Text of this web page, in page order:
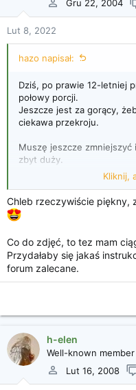
Gru 22, 2004
Lut 8, 2022
hazo napisał:
Dziś, po prawie 12-letniej
połowy porcji.
Jeszcze jest za gorący,
ciekawa przekroju.
Muszę jeszcze
zbyt duży.
Dodałam przekrój i
mniejsze. Nie wiem
duże.
Kliknij,
Chleb rzeczywiście piękny,
Co do zdjęć, to tez mam
Przydałaby się jakaś
forum zalecane.
h-elen
Well-known member
Lut 16, 2008